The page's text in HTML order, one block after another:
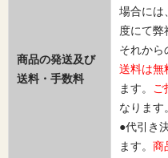
商品の発送及び
送料・手数料
場合には
度にて弊
それから
送料は無
ます。
ご
なります。
●代引き
ます。 商